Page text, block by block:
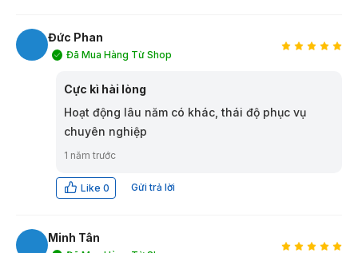
Đức Phan
Đã Mua Hàng Từ Shop
Cực kì hài lòng
Hoạt động lâu năm có khác, thái độ phục vụ
chuyên nghiệp
1 năm trước
Like 0 Gửi trả lời
Minh Tân